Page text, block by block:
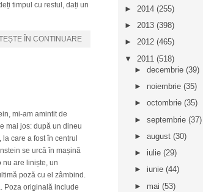
timpul cu restul, dați un
ÎN CONTINUARE
mi-am amintit de
mai jos: după un dineu
care a fost în centrul
se urcă în mașină
nu are liniște, un
poză cu el zâmbind.
Poza originală include
► 2014 (255)
► 2013 (398)
► 2012 (465)
▼ 2011 (518)
► decembrie (39)
► noiembrie (35)
► octombrie (35)
► septembrie (37)
► august (30)
► iulie (29)
► iunie (44)
► mai (53)